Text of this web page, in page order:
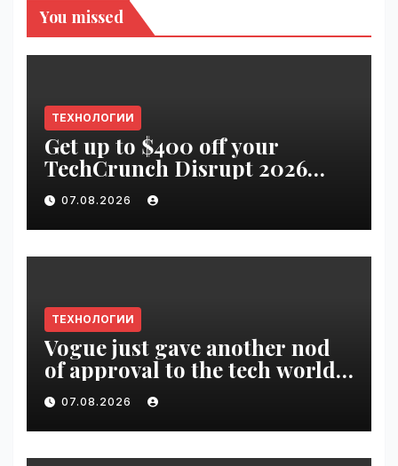
You missed
ТЕХНОЛОГИИ
Get up to $400 off your
TechCrunch Disrupt 2026
pass until tomorrow |
VseTime.ru
07.08.2026
ТЕХНОЛОГИИ
Vogue just gave another nod
of approval to the tech world |
VseTime.ru
07.08.2026